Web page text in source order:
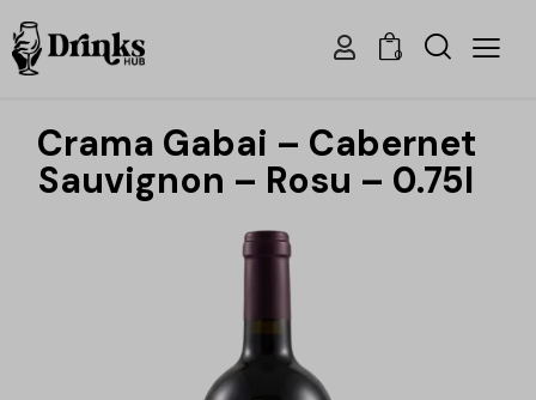
0
Crama Gabai – Cabernet
Sauvignon – Rosu – 0.75l